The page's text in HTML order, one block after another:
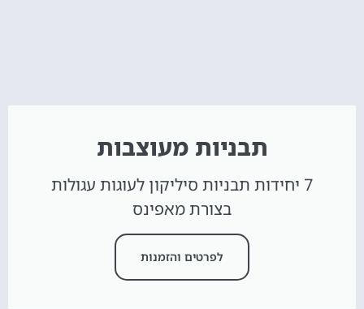
תבניות מעוצבות
7 יחידות תבניות סיליקון לעוגות עגולות
בצורת מאפינס
לפרטים והזמנות